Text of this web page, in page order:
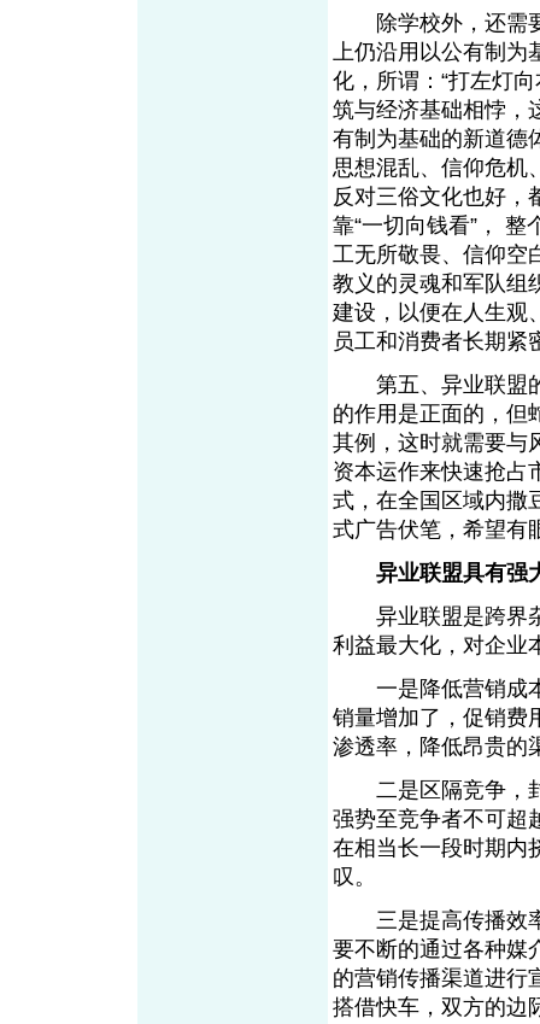
除学校外，还需要
上仍沿用以公有制为
化，所谓：“打左灯
筑与经济基础相悖，
有制为基础的新道德
思想混乱、信仰危机
反对三俗文化也好，
靠“一切向钱看”， 整
工无所敬畏、信仰空
教义的灵魂和军队组
建设，以便在人生观
员工和消费者长期紧
第五、异业联盟的
的作用是正面的，但
其例，这时就需要与
资本运作来快速抢占
式，在全国区域内撒
式广告伏笔，希望有
异业联盟具有强
异业联盟是跨界杂
利益最大化，对企业
一是降低营销成本
销量增加了，促销费
渗透率，降低昂贵的
二是区隔竞争，封
强势至竞争者不可超
在相当长一段时期内
叹。
三是提高传播效率
要不断的通过各种媒
的营销传播渠道进行
搭借快车，双方的边